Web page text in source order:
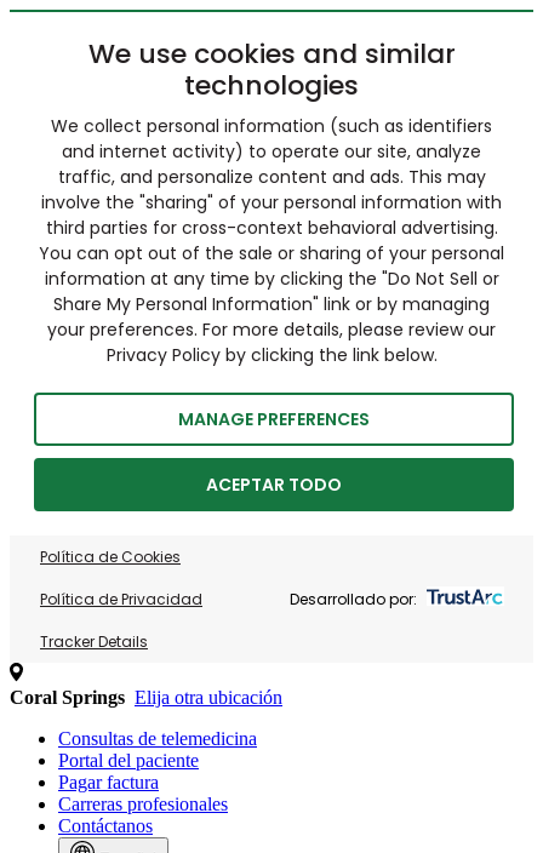
We use cookies and similar
technologies
We collect personal information (such as identifiers
and internet activity) to operate our site, analyze
traffic, and personalize content and ads. This may
involve the "sharing" of your personal information with
third parties for cross-context behavioral advertising.
You can opt out of the sale or sharing of your personal
information at any time by clicking the "Do Not Sell or
Share My Personal Information" link or by managing
your preferences. For more details, please review our
Privacy Policy by clicking the link below.
MANAGE PREFERENCES
ACEPTAR TODO
Política de Cookies
Política de Privacidad
Tracker Details
Desarrollado por:
Coral Springs Elija otra ubicación
Consultas de telemedicina
Portal del paciente
Pagar factura
Carreras profesionales
Contáctanos